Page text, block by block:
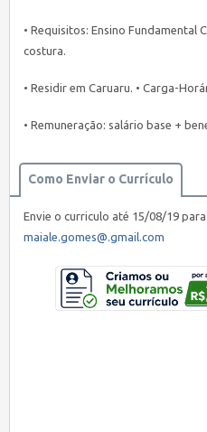
• Requisitos: Ensino Fundamental
costura.
• Residir em Caruaru. • Carga-
• Remuneração: salário base +
Como Enviar o Currículo
Envie o curriculo até 15/08/19
maiale.gomes@.gmail.com